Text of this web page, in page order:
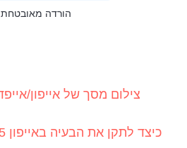
הורדה מאובטחת